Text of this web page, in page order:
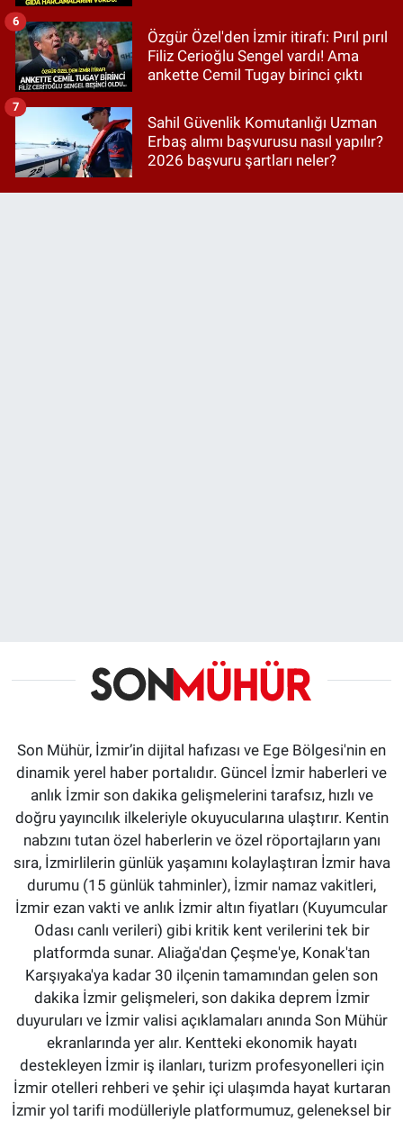
Özgür Özel'den İzmir itirafı: Pırıl pırıl
Filiz Cerioğlu Sengel vardı! Ama
ankette Cemil Tugay birinci çıktı
6
Sahil Güvenlik Komutanlığı Uzman
Erbaş alımı başvurusu nasıl yapılır?
2026 başvuru şartları neler?
7
Son Mühür, İzmir’in dijital hafızası ve Ege Bölgesi'nin en
dinamik yerel haber portalıdır. Güncel İzmir haberleri ve
anlık İzmir son dakika gelişmelerini tarafsız, hızlı ve
doğru yayıncılık ilkeleriyle okuyucularına ulaştırır. Kentin
nabzını tutan özel haberlerin ve özel röportajların yanı
sıra, İzmirlilerin günlük yaşamını kolaylaştıran İzmir hava
durumu (15 günlük tahminler), İzmir namaz vakitleri,
İzmir ezan vakti ve anlık İzmir altın fiyatları (Kuyumcular
Odası canlı verileri) gibi kritik kent verilerini tek bir
platformda sunar. Aliağa'dan Çeşme'ye, Konak'tan
Karşıyaka'ya kadar 30 ilçenin tamamından gelen son
dakika İzmir gelişmeleri, son dakika deprem İzmir
duyuruları ve İzmir valisi açıklamaları anında Son Mühür
ekranlarında yer alır. Kentteki ekonomik hayatı
destekleyen İzmir iş ilanları, turizm profesyonelleri için
İzmir otelleri rehberi ve şehir içi ulaşımda hayat kurtaran
İzmir yol tarifi modülleriyle platformumuz, geleneksel bir